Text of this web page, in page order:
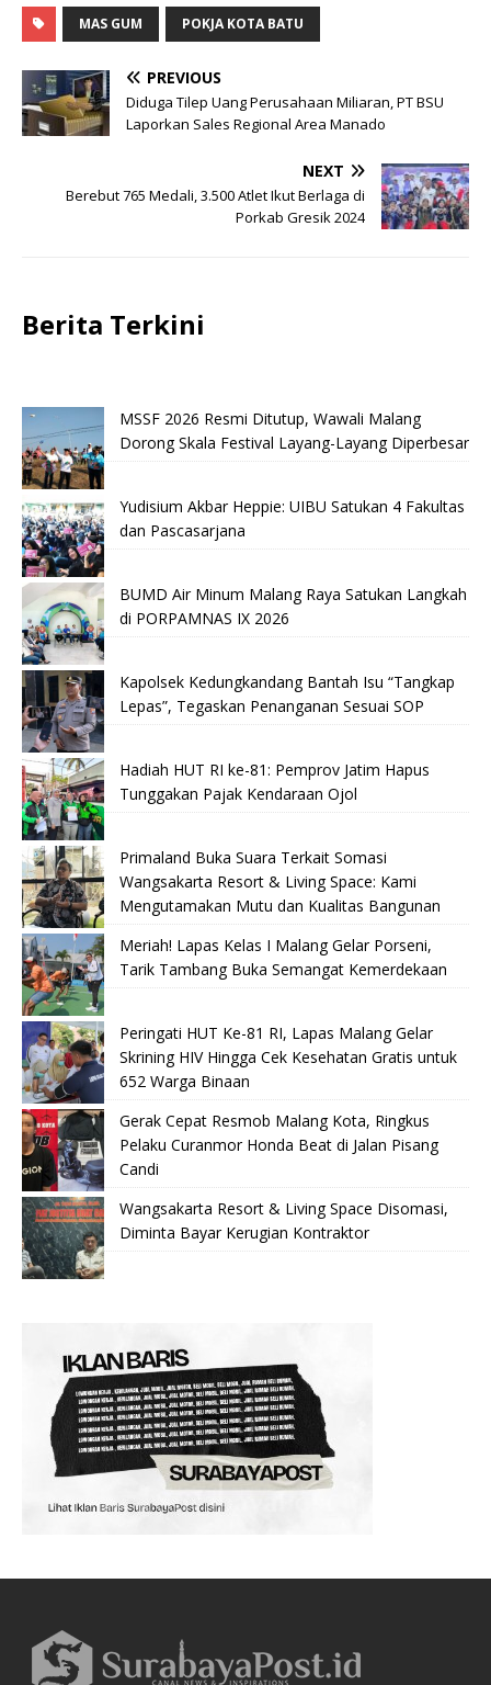
MAS GUM POKJA KOTA BATU
PREVIOUS
Diduga Tilep Uang Perusahaan Miliaran, PT BSU
Laporkan Sales Regional Area Manado
NEXT
Berebut 765 Medali, 3.500 Atlet Ikut Berlaga di
Porkab Gresik 2024
Berita Terkini
MSSF 2026 Resmi Ditutup, Wawali Malang
Dorong Skala Festival Layang-Layang Diperbesar
Yudisium Akbar Heppie: UIBU Satukan 4 Fakultas
dan Pascasarjana
BUMD Air Minum Malang Raya Satukan Langkah
di PORPAMNAS IX 2026
Kapolsek Kedungkandang Bantah Isu “Tangkap
Lepas”, Tegaskan Penanganan Sesuai SOP
Hadiah HUT RI ke-81: Pemprov Jatim Hapus
Tunggakan Pajak Kendaraan Ojol
Primaland Buka Suara Terkait Somasi
Wangsakarta Resort & Living Space: Kami
Mengutamakan Mutu dan Kualitas Bangunan
Meriah! Lapas Kelas I Malang Gelar Porseni,
Tarik Tambang Buka Semangat Kemerdekaan
Peringati HUT Ke-81 RI, Lapas Malang Gelar
Skrining HIV Hingga Cek Kesehatan Gratis untuk
652 Warga Binaan
Gerak Cepat Resmob Malang Kota, Ringkus
Pelaku Curanmor Honda Beat di Jalan Pisang
Candi
Wangsakarta Resort & Living Space Disomasi,
Diminta Bayar Kerugian Kontraktor